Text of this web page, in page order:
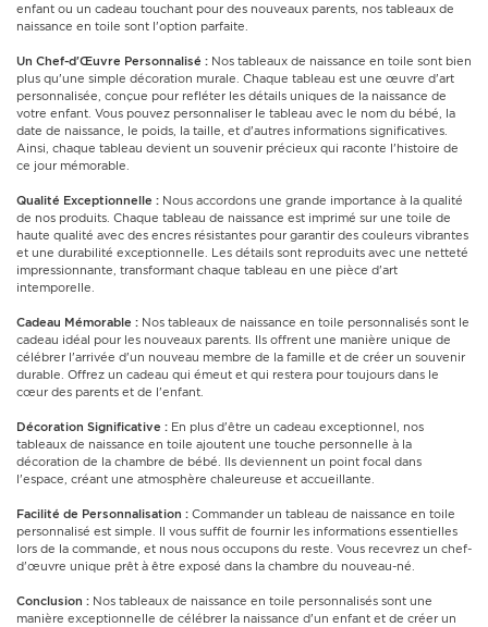
enfant ou un cadeau touchant pour des nouveaux parents, nos tableaux de
naissance en toile sont l'option parfaite.
Un Chef-d'Œuvre Personnalisé : Nos tableaux de naissance en toile sont bien
plus qu'une simple décoration murale. Chaque tableau est une œuvre d'art
personnalisée, conçue pour refléter les détails uniques de la naissance de
votre enfant. Vous pouvez personnaliser le tableau avec le nom du bébé, la
date de naissance, le poids, la taille, et d'autres informations significatives.
Ainsi, chaque tableau devient un souvenir précieux qui raconte l'histoire de
ce jour mémorable.
Qualité Exceptionnelle : Nous accordons une grande importance à la qualité
de nos produits. Chaque tableau de naissance est imprimé sur une toile de
haute qualité avec des encres résistantes pour garantir des couleurs vibrantes
et une durabilité exceptionnelle. Les détails sont reproduits avec une netteté
impressionnante, transformant chaque tableau en une pièce d'art
intemporelle.
Cadeau Mémorable : Nos tableaux de naissance en toile personnalisés sont le
cadeau idéal pour les nouveaux parents. Ils offrent une manière unique de
célébrer l'arrivée d'un nouveau membre de la famille et de créer un souvenir
durable. Offrez un cadeau qui émeut et qui restera pour toujours dans le
cœur des parents et de l'enfant.
Décoration Significative : En plus d'être un cadeau exceptionnel, nos
tableaux de naissance en toile ajoutent une touche personnelle à la
décoration de la chambre de bébé. Ils deviennent un point focal dans
l'espace, créant une atmosphère chaleureuse et accueillante.
Facilité de Personnalisation : Commander un tableau de naissance en toile
personnalisé est simple. Il vous suffit de fournir les informations essentielles
lors de la commande, et nous nous occupons du reste. Vous recevrez un chef-
d'œuvre unique prêt à être exposé dans la chambre du nouveau-né.
Conclusion : Nos tableaux de naissance en toile personnalisés sont une
manière exceptionnelle de célébrer la naissance d'un enfant et de créer un